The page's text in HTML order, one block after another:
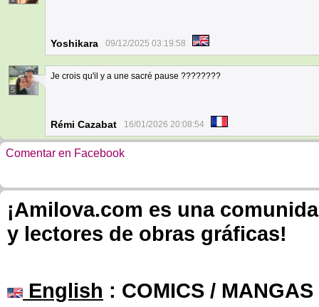
Yoshikara 09/12/2025 03:19:58
5
Je crois qu'il y a une sacré pause ????????
Rémi Cazabat 16/01/2026 20:08:54
Comentar en Facebook
¡Amilova.com es una
y lectores de obras gráficas!
English : COMICS /